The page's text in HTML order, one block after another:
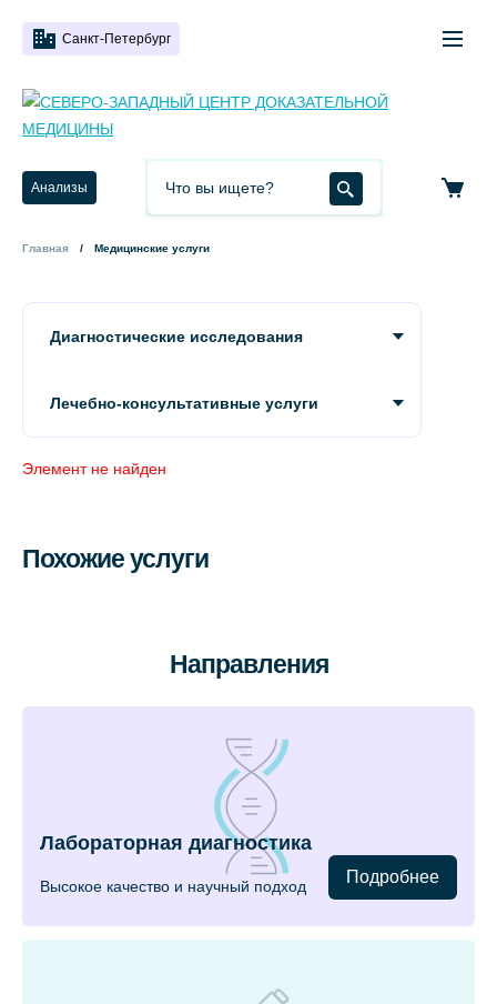
Санкт-Петербург
Анализы
Главная Медицинские услуги
Диагностические исследования
Лечебно-консультативные услуги
Элемент не найден
Похожие услуги
Направления
Лабораторная диагностика
Высокое качество и научный подход Подробнее